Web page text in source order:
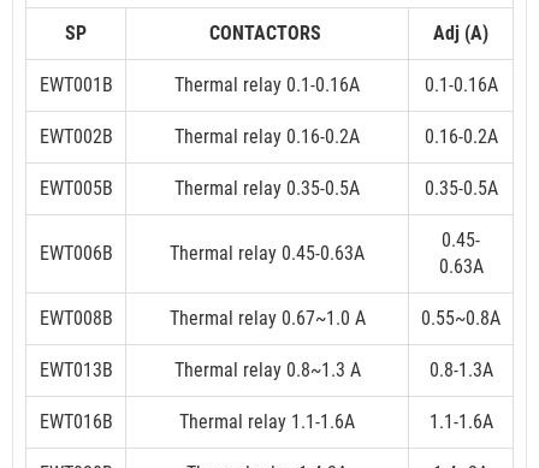
SP CONTACTORS Adj (A)
EWT001B Thermal relay 0.1-0.16A 0.1-0.16A
EWT002B Thermal relay 0.16-0.2A 0.16-0.2A
EWT005B Thermal relay 0.35-0.5A 0.35-0.5A
EWT006B Thermal relay 0.45-0.63A
0.45-
0.63A
EWT008B Thermal relay 0.67~1.0 A 0.55~0.8A
EWT013B Thermal relay 0.8~1.3 A 0.8-1.3A
EWT016B Thermal relay 1.1-1.6A 1.1-1.6A